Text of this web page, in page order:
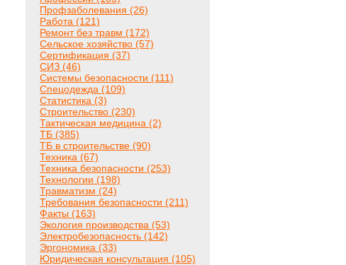
Профзаболевания (26)
Работа (121)
Ремонт без травм (172)
Сельское хозяйство (57)
Сертификация (37)
СИЗ (46)
Системы безопасности (111)
Спецодежда (109)
Статистика (3)
Строительство (230)
Тактическая медицина (2)
ТБ (385)
ТБ в строительстве (90)
Техника (67)
Техника безопасности (253)
Технологии (198)
Травматизм (24)
Требования безопасности (211)
Факты (163)
Экология производства (53)
Электробезопасность (142)
Эргономика (33)
Юридическая консультация (105)